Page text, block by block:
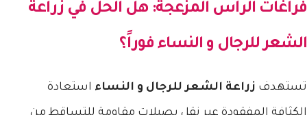
فراغات الرأس المزعجة: هل الحل في زراعة
الشعر للرجال و النساء فوراً؟
تستهدف زراعة الشعر للرجال و النساء استعادة